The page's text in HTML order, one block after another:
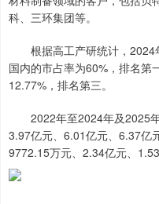
科、三环集团等。
根据高工产研统计，2024
国内的市占率为60%，排名第
12.77%，排名第三。
2022年至2024年及2025年
3.97亿元、6.01亿元、6.37亿
9772.15万元、2.34亿元、